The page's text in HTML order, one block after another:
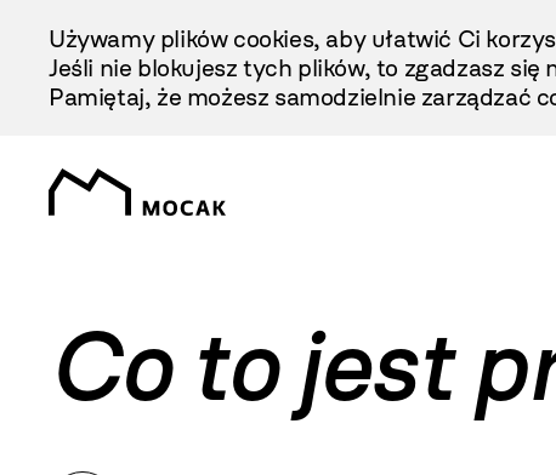
Treści
Używamy plików cookies, aby ułatwić Ci
Jeśli nie blokujesz tych plików, to zgadzasz
Pamiętaj, że możesz samodzielnie zarządzać
Co to jest